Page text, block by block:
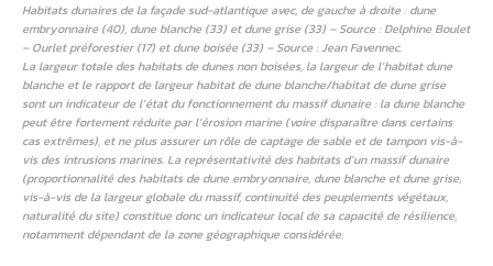
Habitats dunaires de la façade sud-atlantique avec, de gauche à droite : dune
embryonnaire (40), dune blanche (33) et dune grise (33) – Source : Delphine Boulet
– Ourlet préforestier (17) et dune boisée (33) – Source : Jean Favennec.
La largeur totale des habitats de dunes non boisées, la largeur de l’habitat dune
blanche et le rapport de largeur habitat de dune blanche/habitat de dune grise
sont un indicateur de l’état du fonctionnement du massif dunaire : la dune blanche
peut être fortement réduite par l’érosion marine (voire disparaître dans certains
cas extrêmes), et ne plus assurer un rôle de captage de sable et de tampon vis-à-
vis des intrusions marines. La représentativité des habitats d’un massif dunaire
(proportionnalité des habitats de dune embryonnaire, dune blanche et dune grise,
vis-à-vis de la largeur globale du massif, continuité des peuplements végétaux,
naturalité du site) constitue donc un indicateur local de sa capacité de résilience,
notamment dépendant de la zone géographique considérée.